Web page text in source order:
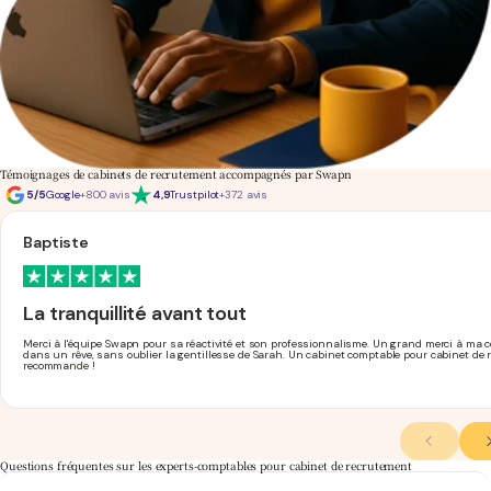
Témoignages de cabinets de recrutement accompagnés par Swapn
5/5Google+800 avis 4,9Trustpilot+372 avis
Baptiste
La tranquillité avant tout
Merci à l'équipe Swapn pour sa réactivité et son professionnalisme. Un grand merci à
dans un rêve, sans oublier la gentillesse de Sarah. Un cabinet comptable pour cabinet
recommande !
Questions fréquentes sur les experts-comptables pour cabinet de recrutement